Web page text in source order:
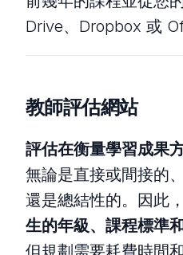
Drive、Dropbox 或
教師評估網站
評估在衡量學習成果
無論是直接或間接的
還是總結性的。因此
生的年級、課程標準
但規劃需要耗費時間